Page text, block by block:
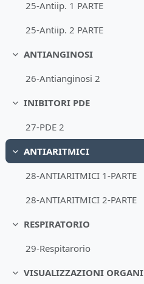
25-Antiip. 1 PARTE
25-Antiip. 2 PARTE
Minimizza
ANTIANGINOSI
26-Antianginosi 2
Minimizza
INIBITORI PDE
27-PDE 2
Minimizza
ANTIARITMICI
28-ANTIARITMICI 1-PARTE
28-ANTIARITMICI 2-PARTE
Minimizza
RESPIRATORIO
29-Respitarorio
Minimizza
VISUALIZZAZIONI ORGANI